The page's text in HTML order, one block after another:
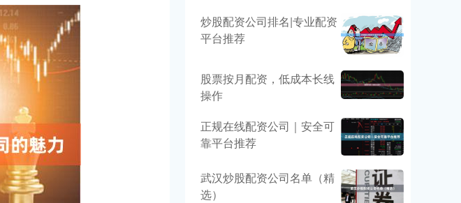
炒股配资公司排名|专业配资
平台推荐
股票按月配资，低成本长线
操作
正规在线配资公司｜安全可
靠平台推荐
武汉炒股配资公司名单（精
选）